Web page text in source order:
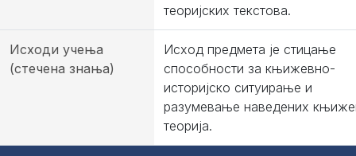
теоријских текстова.
Исходи учења
(стечена знања)
Исход предмета је стицање
способности за књижевно-
историјско ситуирање и
разумевање наведених
теорија.